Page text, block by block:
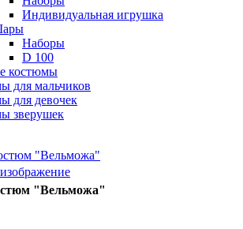
Индивидуальная игрушка
Наборы
D 100
костюмы
для мальчиков
для девочек
зверушек
"Вельможа"